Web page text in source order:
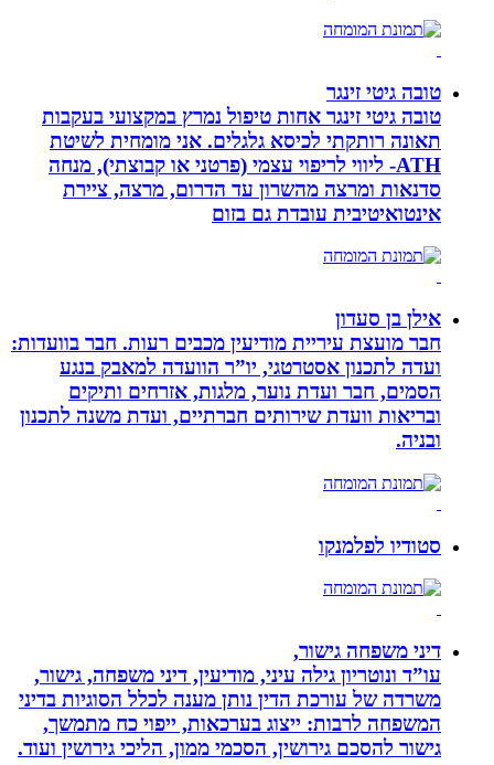
טובה גיטי זינגר
טובה גיטי זינגר אחות טיפול נמרץ במקצועי בעקבות
תאונה רותקתי לכיסא גלגלים. אני מומחית לשיטת
ATH- ליווי לריפוי עצמי (פרטני או קבוצתי), מנחה
סדנאות ומרצה מהשרון עד הדרום, מרצה, ציירת
אינטואיטיבית עובדת גם בזום
אילן בן סעדון
חבר מועצת עיריית מודיעין מכבים רעות. חבר בוועדות:
ועדה לתכנון אסטרטגי, יו”ר הוועדה למאבק בנגע
הסמים, חבר ועדת נוער, מלגות, אזרחים ותיקים
ובריאות וועדת שירותים חברתיים, ועדת משנה לתכנון
סטודיו לפלמנקו
דיני משפחה גישור,
עו”ד ונוטריון גילה עיני, מודיעין, דיני משפחה, גישור,
משרדה של עורכת הדין נותן מענה לכלל הסוגיות בדיני
המשפחה לרבות: ייצוג בערכאות, ייפוי כח מתמשך,
גישור להסכם גירושין, הסכמי ממון, הליכי גירושין ועוד.